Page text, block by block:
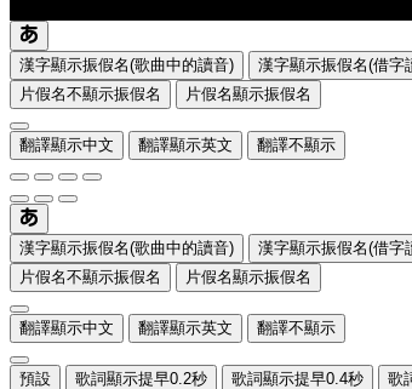
漢字顯示振假名(歌曲中的讀音) 漢字顯示振假名(借字
片假名不顯示振假名
片假名顯示振假名
翻譯顯示中文 翻譯顯示英文 翻譯不顯示
漢字顯示振假名(歌曲中的讀音) 漢字顯示振假名(借字
片假名不顯示振假名
片假名顯示振假名
翻譯顯示中文 翻譯顯示英文 翻譯不顯示
預設 歌詞顯示提早0.2秒 歌詞顯示提早0.4秒 歌